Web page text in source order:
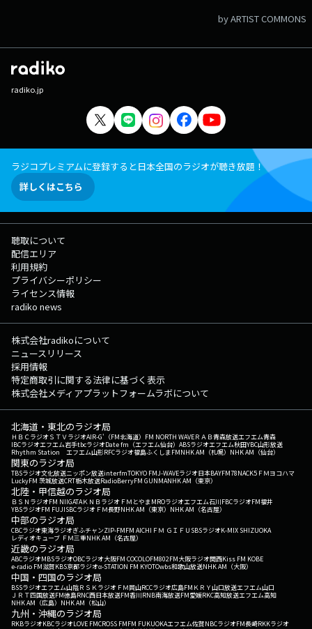
by ARTIST COMMONS
radiko.jp
ラジコプレミアムに登録すると日本全国のラジオが聴き放題！
詳しくはこちら
聴取について
配信エリア
利用規約
プライバシーポリシー
ライセンス情報
radiko news
株式会社radikoについて
ニュースリリース
採用情報
特定商取引に関する法律に基づく表示
株式会社メディアプラットフォームラボについて
北海道・東北のラジオ局
ＨＢＣラジオＳＴＶラジオAIR-G'（FM北海道） FM NORTH WAVEＲＡＢ青森放送エフエム青森
IBCラジオエフエム岩手tbcラジオDate fm（エフエム仙台） ABSラジオエフエム秋田YBC山形放送
Rhythm Station エフエム山形RFCラジオ福島ふくしまFMNHK AM（札幌） NHK AM（仙台）
関東のラジオ局
TBSラジオ文化放送ニッポン放送interfmTOKYO FMJ-WAVEラジオ日本BAYFM78NACK5 ＦＭヨコハマ
LuckyFM 茨城放送CRT栃木放送RadioBerryFM GUNMANHK AM（東京）
北陸・甲信越のラジオ局
ＢＳＮラジオFM NIIGATAＫＮＢラジオ ＦＭとやまMROラジオエフエム石川FBCラジオFM福井
YBSラジオFM FUJISBCラジオ ＦＭ長野NHK AM（東京） NHK AM（名古屋）
中部のラジオ局
CBCラジオ東海ラジオぎふチャンZIP-FMFM AICHI ＦＭ ＧＩＦＵ SBSラジオK-MIX SHIZUOKA
レディオキューブ ＦＭ三重NHK AM（名古屋）
近畿のラジオ局
ABCラジオMBSラジオOBCラジオ大阪FM COCOLOFM802FM大阪ラジオ関西Kiss FM KOBE
e-radio FM滋賀KBS京都ラジオα-STATION FM KYOTOwbs和歌山放送NHK AM（大阪）
中国・四国のラジオ局
BSSラジオエフエム山陰ＲＳＫラジオ ＦＭ岡山RCCラジオ広島FM ＫＲＹ山口放送エフエム山口
ＪＲＴ四国放送FM徳島RNC西日本放送FM香川RNB南海放送FM愛媛RKC高知放送エフエム高知
NHK AM（広島） NHK AM（松山）
九州・沖縄のラジオ局
RKBラジオKBCラジオLOVE FMCROSS FMFM FUKUOKAエフエム佐賀NBCラジオFM長崎RKKラジオ